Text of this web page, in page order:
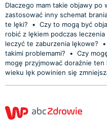
Dlaczego mam takie objawy po
zastosować inny schemat
te lęki?
• Czy to mogą być
robić z lękiem podczas
leczyć te zaburzenia lękowe?
•
takimi problemami?
• Czy
mogę przyjmować doraźnie
wieku lęk powinien się